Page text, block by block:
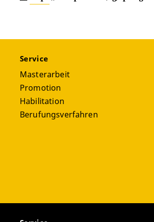
Service
Masterarbeit
Promotion
Habilitation
Berufungsverfahren